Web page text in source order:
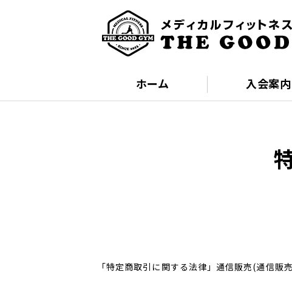
ホーム 入会案内
「特定商取引に関する法律」通信販売(通信販